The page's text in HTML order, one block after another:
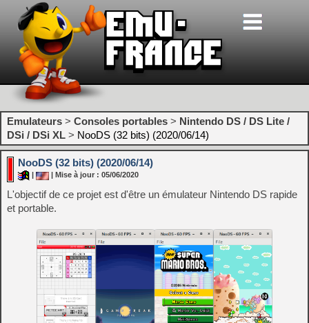
Emulateurs > Consoles portables > Nintendo DS / DS Lite /
DSi / DSi XL > NooDS (32 bits) (2020/06/14)
NooDS (32 bits) (2020/06/14)
| Mise à jour : 05/06/2020
L'objectif de ce projet est d'être un émulateur Nintendo DS rapide
et portable.